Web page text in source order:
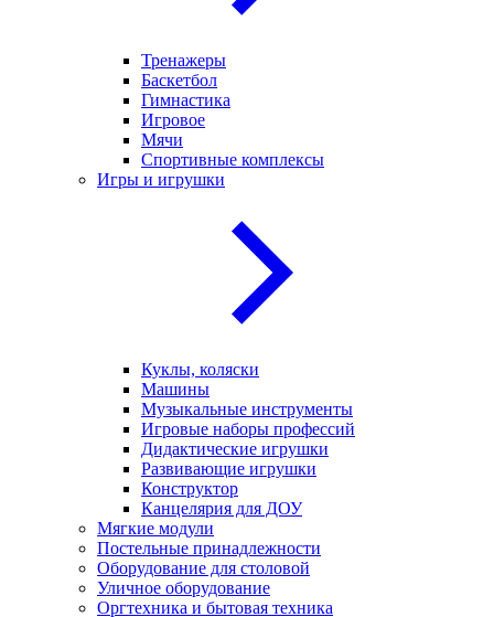
Тренажеры
Баскетбол
Гимнастика
Игровое
Мячи
Спортивные комплексы
Игры и игрушки
Куклы, коляски
Машины
Музыкальные инструменты
Игровые наборы профессий
Дидактические игрушки
Развивающие игрушки
Конструктор
Канцелярия для ДОУ
Мягкие модули
Постельные принадлежности
Оборудование для столовой
Уличное оборудование
Оргтехника и бытовая техника